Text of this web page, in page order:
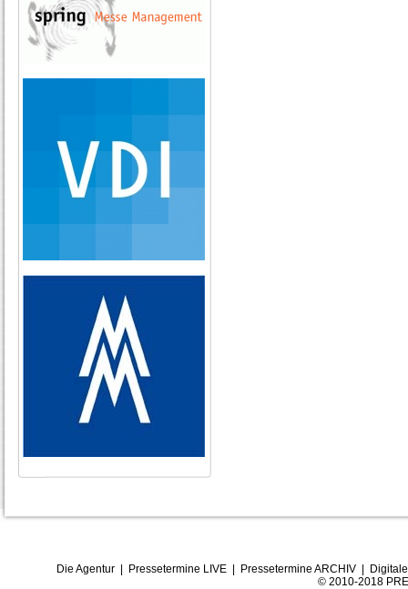
Die Agentur| Pressetermine LIVE| Pressetermine ARCHIV|
© 2010-2018